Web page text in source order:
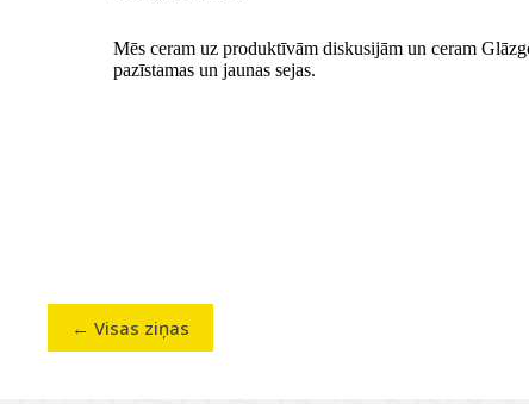
Mēs ceram uz produktīvām diskusijām un ceram
pazīstamas un jaunas sejas.
← Visas ziņas